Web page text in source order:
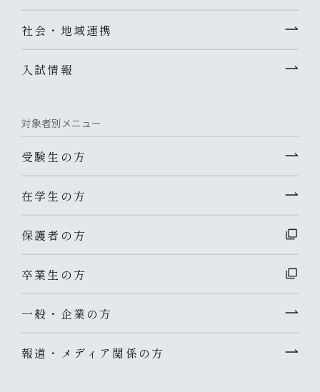
社会・地域連携
入試情報
対象者別メニュー
受験生の方
在学生の方
保護者の方
卒業生の方
一般・企業の方
報道・メディア関係の方